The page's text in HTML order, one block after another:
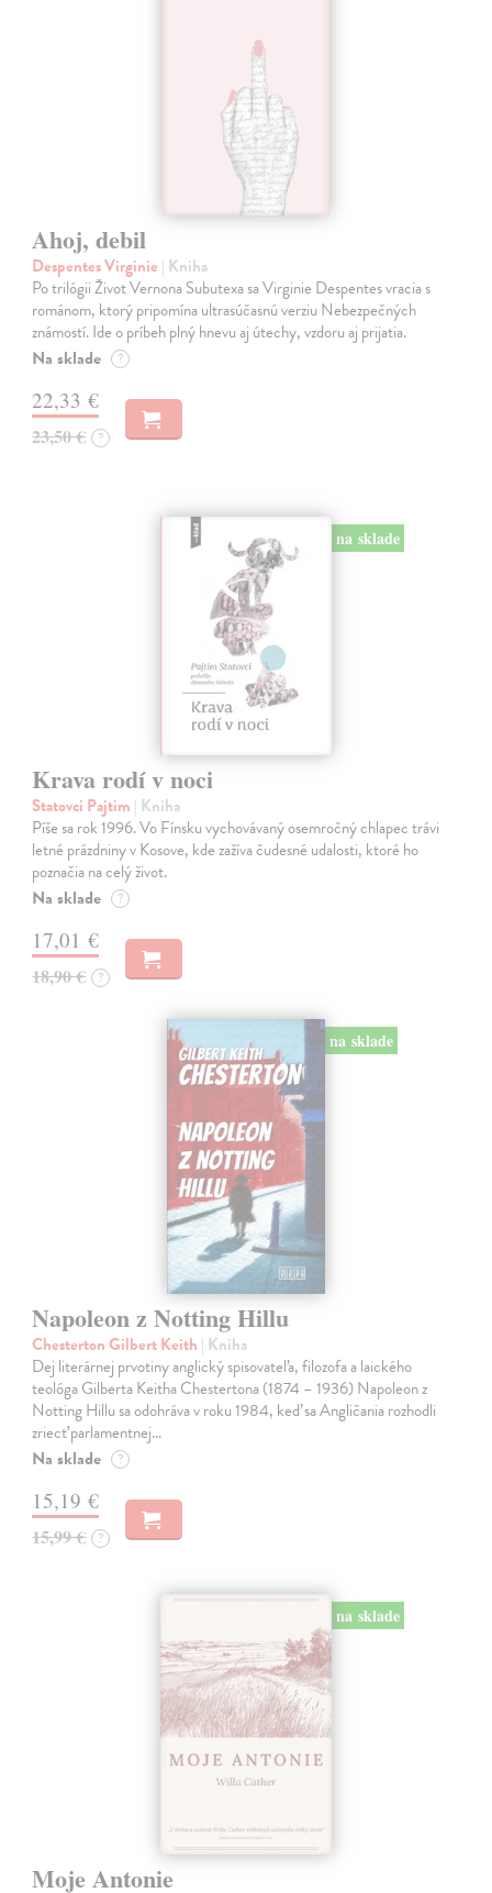
Ahoj, debil
Despentes Virginie | Kniha
Po trilógii Život Vernona Subutexa sa Virginie Despentes vracia s
románom, ktorý pripomína ultrasúčasnú verziu Nebezpečných
známostí. Ide o príbeh plný hnevu aj útechy, vzdoru aj prijatia.
Na sklade ?
22,33 €
23,50 € ?
na sklade
Krava rodí v noci
Statovci Pajtim | Kniha
Píše sa rok 1996. Vo Fínsku vychovávaný osemročný chlapec trávi
letné prázdniny v Kosove, kde zažíva čudesné udalosti, ktoré ho
poznačia na celý život.
Na sklade ?
17,01 €
18,90 € ?
na sklade
Napoleon z Notting Hillu
Chesterton Gilbert Keith | Kniha
Dej literárnej prvotiny anglický spisovateľa, filozofa a laického
teológa Gilberta Keitha Chestertona (1874 – 1936) Napoleon z
Notting Hillu sa odohráva v roku 1984, keď sa Angličania rozhodli
zriecť parlamentnej…
Na sklade ?
15,19 €
15,99 € ?
na sklade
Moje Antonie